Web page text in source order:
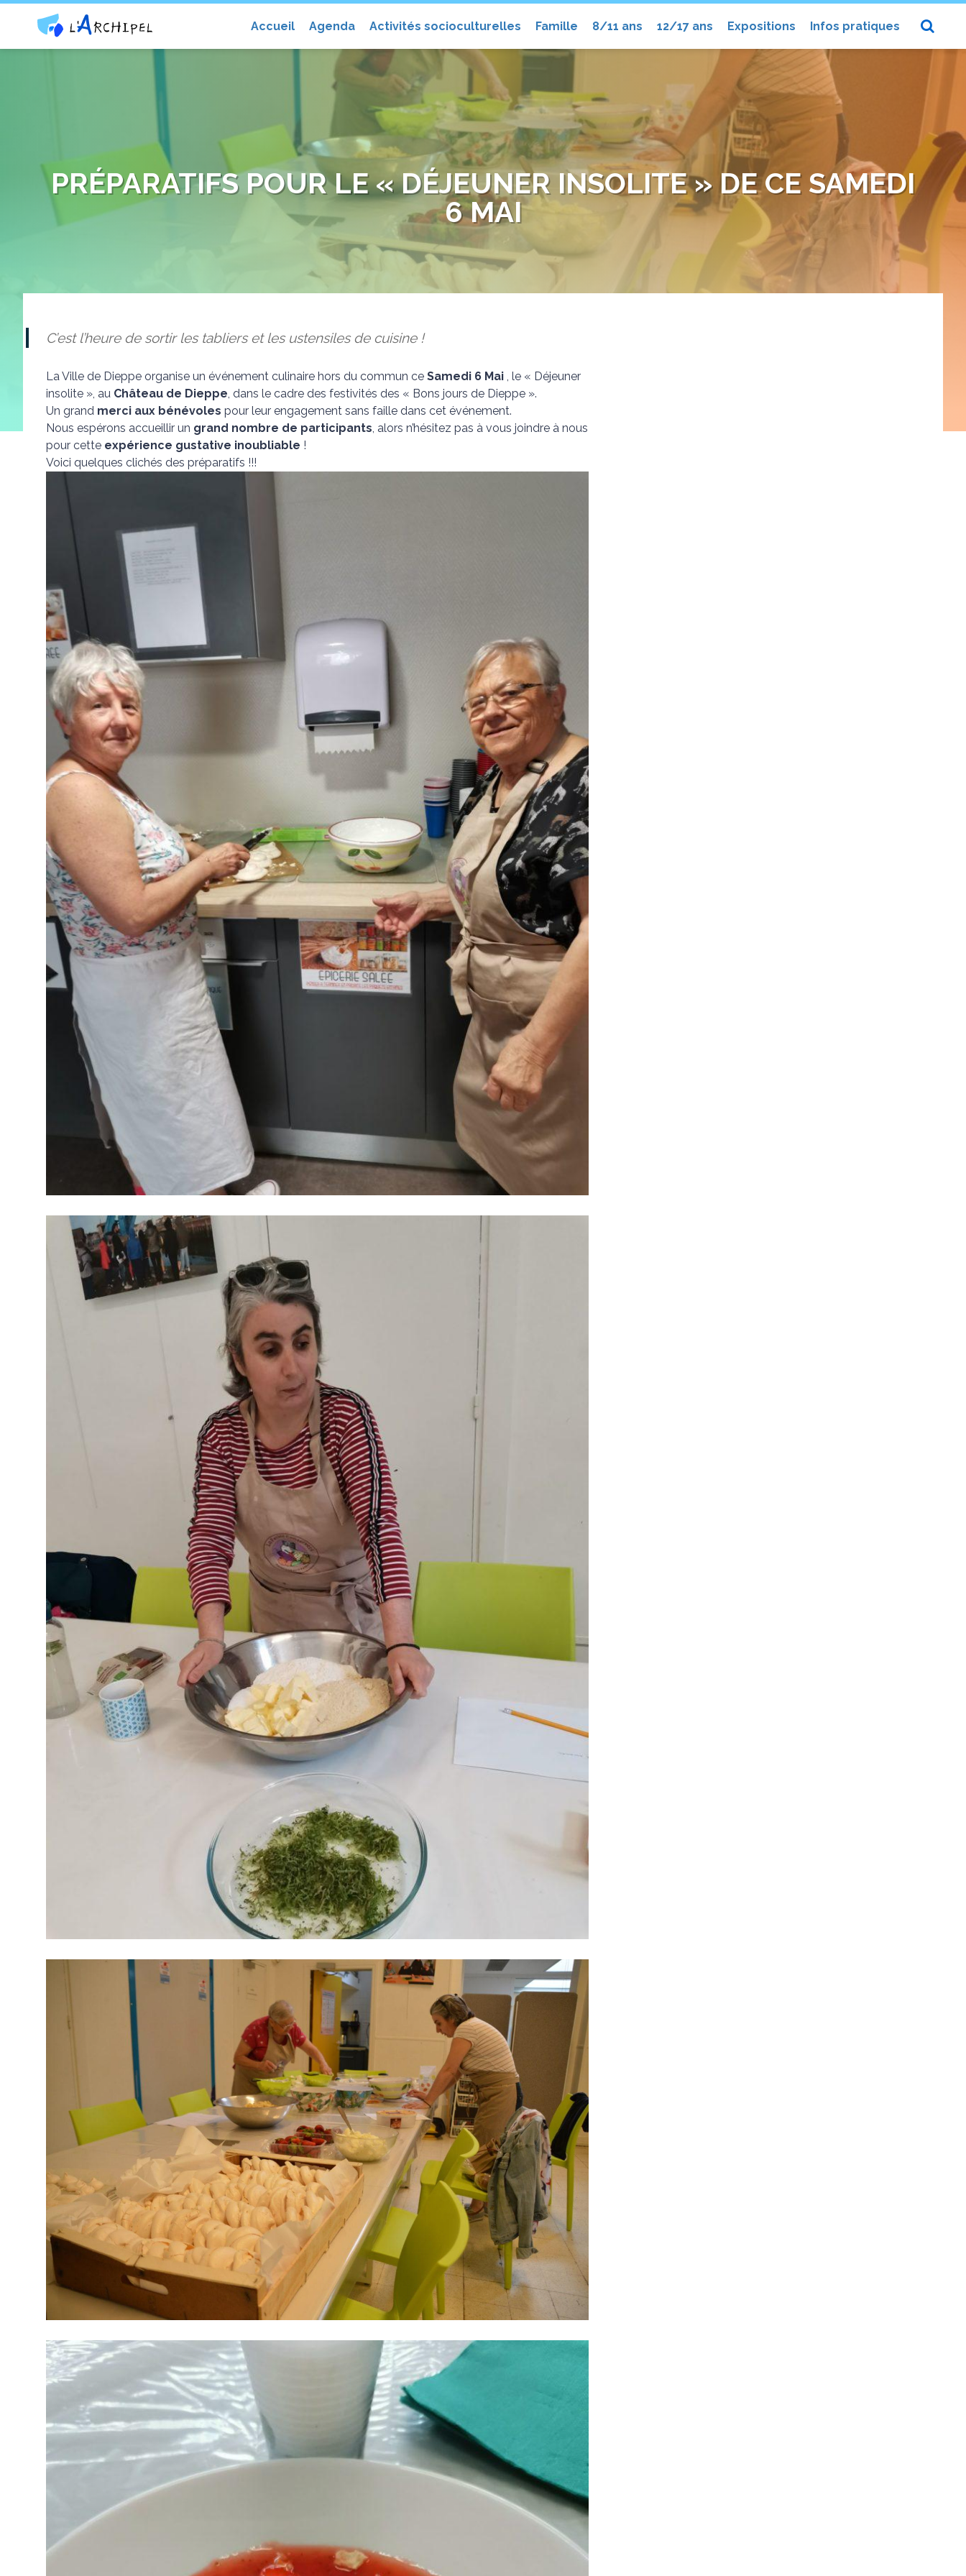
Accueil Agenda Activités socioculturelles Famille 8/11 ans 12/17 ans Expositions Infos pratiques
Centre social et culturel l'Archipel
PRÉPARATIFS POUR LE « DÉJEUNER INSOLITE » DE CE SAMEDI
6 MAI
C’est l’heure de sortir les tabliers et les ustensiles de cuisine !
La Ville de Dieppe organise un événement culinaire hors du commun ce Samedi 6 Mai , le « Déjeuner
insolite », au Château de Dieppe, dans le cadre des festivités des « Bons jours de Dieppe ».
Un grand merci aux bénévoles pour leur engagement sans faille dans cet événement.
Nous espérons accueillir un grand nombre de participants, alors n’hésitez pas à vous joindre à nous
pour cette expérience gustative inoubliable !
Voici quelques clichés des préparatifs !!!